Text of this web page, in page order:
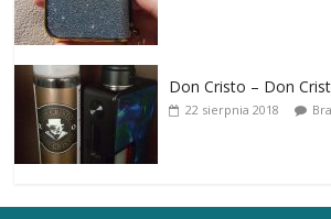
Don Cristo – Don
22 sierpnia 2018